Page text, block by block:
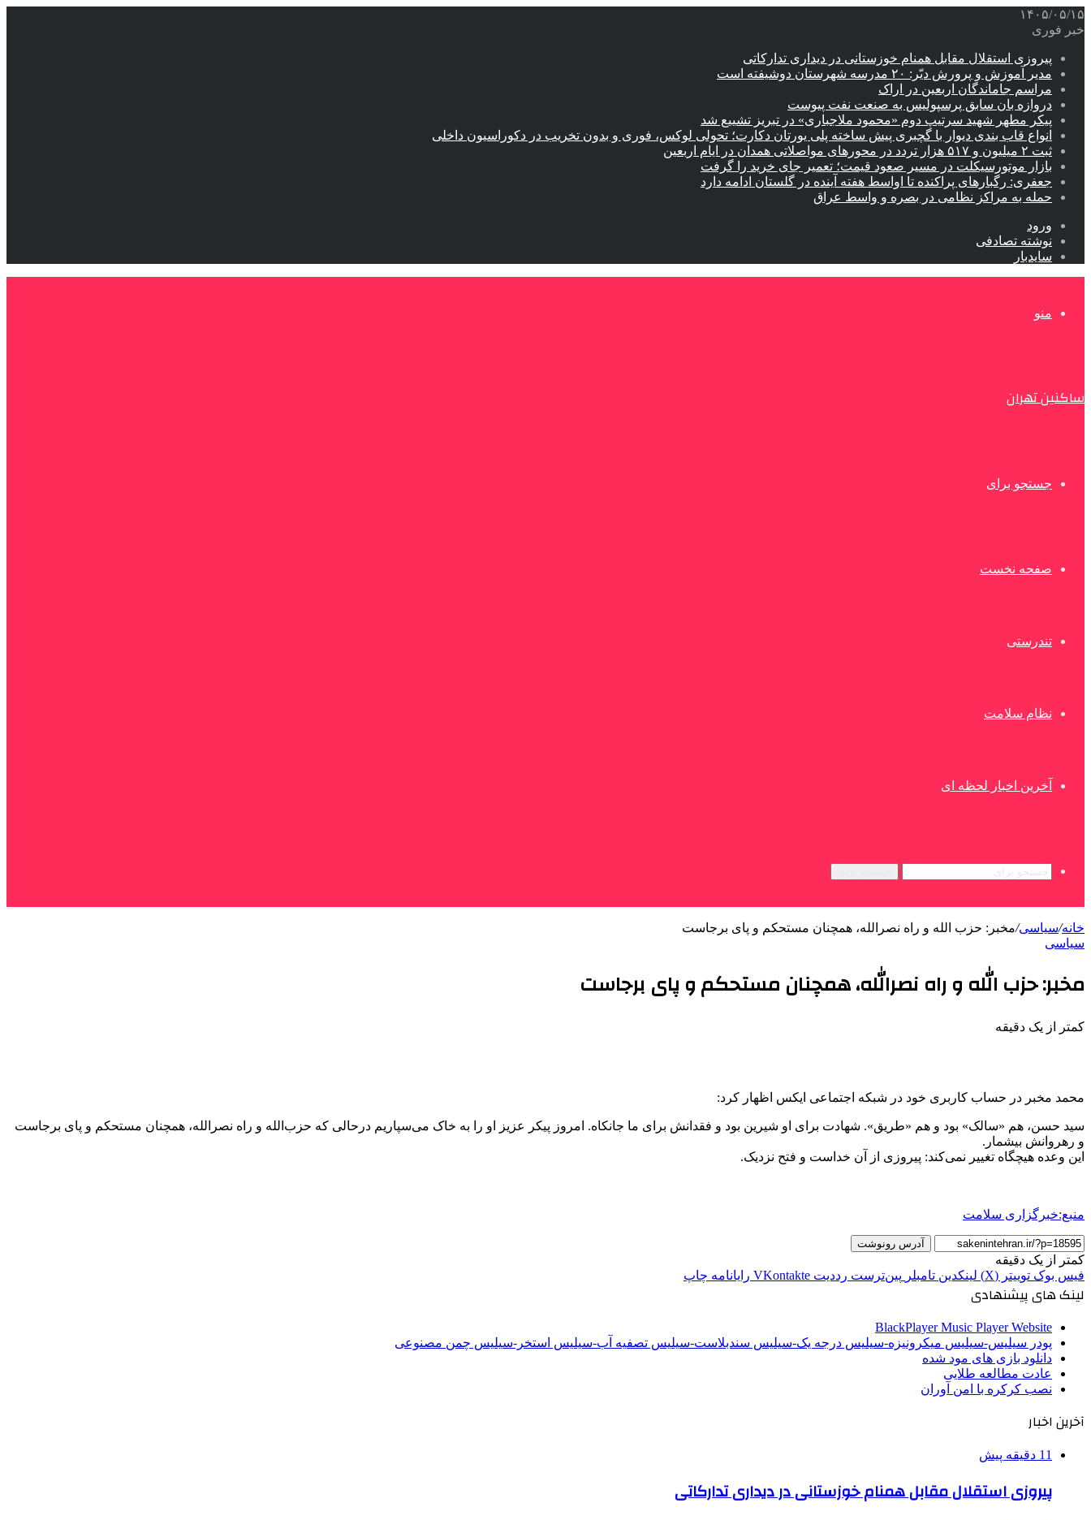
۱۴۰۵/۰۵/۱۵
خبر فوری
پیروزی استقلال مقابل همنام خوزستانی در دیداری تدارکاتی
مدیر آموزش و پرورش دیّر: ۲۰ مدرسه شهرستان دوشیفته است
مراسم جاماندگان اربعین در اراک
دروازه بان سابق پرسپولیس به صنعت نفت پیوست
پیکر مطهر شهید سرتیپ دوم «محمود ملاجباری» در تبریز تشییع شد
انواع قاب بندی دیوار با گچبری پیش ساخته پلی یورتان دکارت؛ تحولی لوکس، فوری و بدون تخریب در دکوراسیون داخلی
ثبت ۲ میلیون و ۵۱۷ هزار تردد در محورهای مواصلاتی همدان در ایام اربعین
بازار موتورسیکلت در مسیر صعود قیمت؛ تعمیر جای خرید را گرفت
جعفری: رگبارهای پراکنده تا اواسط هفته آینده در گلستان ادامه دارد
حمله به مراکز نظامی در بصره و واسط عراق
ورود
نوشته تصادفی
سایدبار
منو
ساکنین تهران
جستجو برای
صفحه نخست
تندرستی
نظام سلامت
آخرین اخبار لحظه ای
خانه/سیاسی/مخبر: حزب الله و راه نصرالله، همچنان مستحکم و پای برجاست
سیاسی
مخبر: حزب الله و راه نصرالله، همچنان مستحکم و پای برجاست
کمتر از یک دقیقه
محمد مخبر در حساب کاربری خود در شبکه اجتماعی ایکس اظهار کرد:
سید حسن، هم «سالک» بود و هم «طریق». شهادت برای او شیرین بود و فقدانش برای ما جانکاه. امروز پیکر عزیز او را به خاک می‌سپاریم درحالی که حزب‌الله و راه نصرالله، همچنان مستحکم و پای برجاست
و رهروانش بیشمار.
این وعده هیچگاه تغییر نمی‌کند: پیروزی از آن خداست و فتح نزدیک.
منبع:خبرگزاری سلامت
آدرس رونوشت
کمتر از یک دقیقه
فیس بوک توییتر (X) لینکدین ‫تامبلر ‫پین‌ترست ‫رددیت ‫VKontakte رایانامه چاپ
لینک های پیشنهادی
BlackPlayer Music Player Website
پودر سیلیس-سیلیس میکرونیزه-سیلیس درجه یک-سیلیس سندبلاست-سیلیس تصفیه آب-سیلیس استخر-سیلیس چمن مصنوعی
دانلود بازی های مود شده
عادت مطالعه طلایی
نصب کرکره با امن آوران
آخرین اخبار
11 دقیقه پیش
پیروزی استقلال مقابل همنام خوزستانی در دیداری تدارکاتی